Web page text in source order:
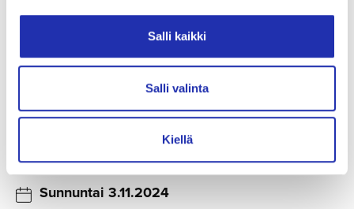
Salli kaikki
Salli valinta
Kiellä
Lauantai 2.11.2024
Klo 19:00
Tuulensuun Palatsi, Tampere
OSTA LIPUT
Sunnuntai 3.11.2024